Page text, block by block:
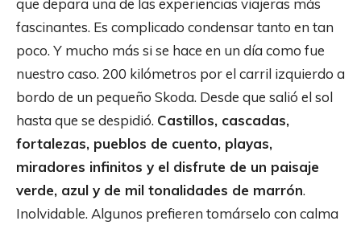
que depara una de las experiencias viajeras más
fascinantes. Es complicado condensar tanto en tan
poco. Y mucho más si se hace en un día como fue
nuestro caso. 200 kilómetros por el carril izquierdo a
bordo de un pequeño Skoda. Desde que salió el sol
hasta que se despidió. Castillos, cascadas,
fortalezas, pueblos de cuento, playas,
miradores infinitos y el disfrute de un paisaje
verde, azul y de mil tonalidades de marrón.
Inolvidable. Algunos prefieren tomárselo con calma